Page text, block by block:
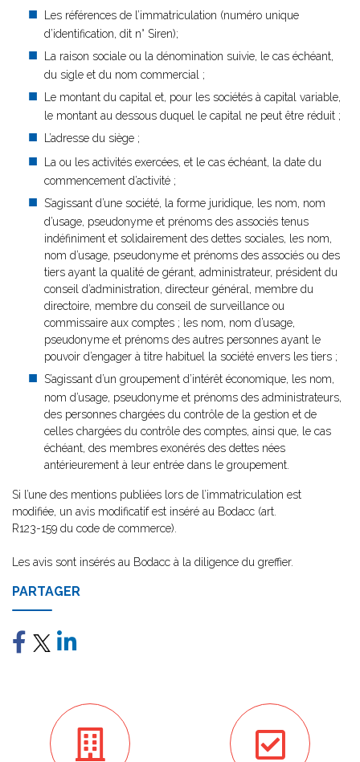
Les références de l’immatriculation (numéro unique
d’identification, dit n° Siren);
La raison sociale ou la dénomination suivie, le cas échéant,
du sigle et du nom commercial ;
Le montant du capital et, pour les sociétés à capital variable,
le montant au dessous duquel le capital ne peut être réduit ;
L’adresse du siège ;
La ou les activités exercées, et le cas échéant, la date du
commencement d’activité ;
S’agissant d’une société, la forme juridique, les nom, nom
d’usage, pseudonyme et prénoms des associés tenus
indéfiniment et solidairement des dettes sociales, les nom,
nom d’usage, pseudonyme et prénoms des associés ou des
tiers ayant la qualité de gérant, administrateur, président du
conseil d’administration, directeur général, membre du
directoire, membre du conseil de surveillance ou
commissaire aux comptes ; les nom, nom d’usage,
pseudonyme et prénoms des autres personnes ayant le
pouvoir d’engager à titre habituel la société envers les tiers ;
S’agissant d’un groupement d’intérêt économique, les nom,
nom d’usage, pseudonyme et prénoms des administrateurs,
des personnes chargées du contrôle de la gestion et de
celles chargées du contrôle des comptes, ainsi que, le cas
échéant, des membres exonérés des dettes nées
antérieurement à leur entrée dans le groupement.
Si l’une des mentions publiées lors de l’immatriculation est
modifiée, un avis modificatif est inséré au Bodacc (art.
R123-159 du code de commerce).
Les avis sont insérés au Bodacc à la diligence du greffier.
PARTAGER